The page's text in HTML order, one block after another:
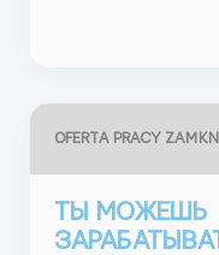
OFERTA PRACY
ТЫ МОЖЕШЬ